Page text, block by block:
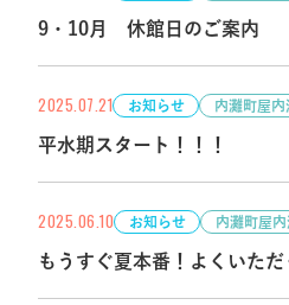
9・10月 休館日のご案内
2025.07.21 お知らせ 内灘町屋内
平水期スタート！！！
2025.06.10 お知らせ 内灘町屋
もうすぐ夏本番！よくいた